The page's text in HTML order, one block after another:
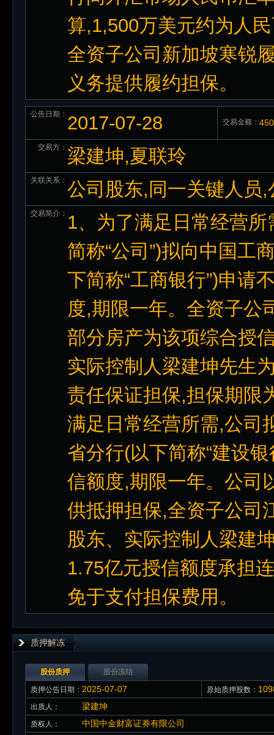
算,1,500万美元约为人
全资子公司新加坡寒锐
义务提供履约担保。
公告日期： 2017-07-28 交易金额：
交易方： 梁建坤,夏联玲
关联关系： 公司股东,同一关键人员
交易简介： 1、为了满足日常经营
简称“公司”)拟向中国工
下简称“工商银行”)申请
度,期限一年。全资子公
部分房产为该项综合授
实际控制人梁建坤先生
责任保证担保,担保期限
满足日常经营所需,公司
省分行(以下简称“建设
信额度,期限一年。公司
供抵押担保,全资子公司
股东、实际控制人梁建
1.75亿元授信额度承担
免于支付担保费用。
质押解冻
股份质押 股份冻结
质押公告日期： 2025-07-07 原始质押股数：
出质人： 梁建坤
质权人： 中国中金财富证券有限公司